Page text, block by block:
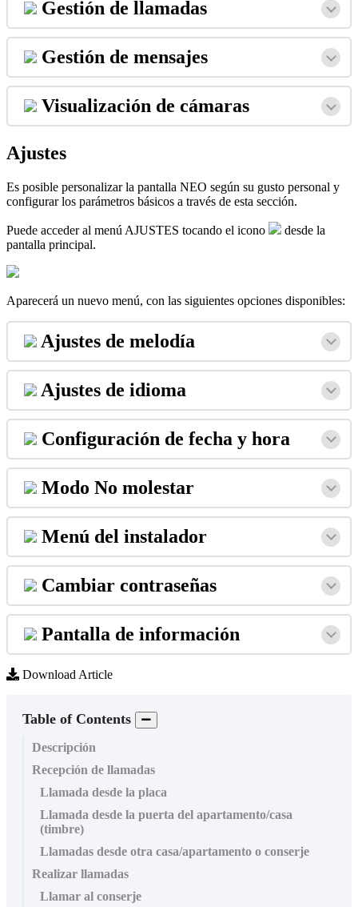
Gestión de llamadas
Gestión de mensajes
Visualización de cámaras
Ajustes
Es posible personalizar la pantalla NEO según su gusto personal y
configurar los parámetros básicos a través de esta sección.
Puede acceder al menú AJUSTES tocando el icono desde la
pantalla principal.
Aparecerá un nuevo menú, con las siguientes opciones disponibles:
Ajustes de melodía
Ajustes de idioma
Configuración de fecha y hora
Modo No molestar
Menú del instalador
Cambiar contraseñas
Pantalla de información
Download Article
Table of Contents
Descripción
Recepción de llamadas
Llamada desde la placa
Llamada desde la puerta del apartamento/casa
(timbre)
Llamadas desde otra casa/apartamento o conserje
Realizar llamadas
Llamar al conserje